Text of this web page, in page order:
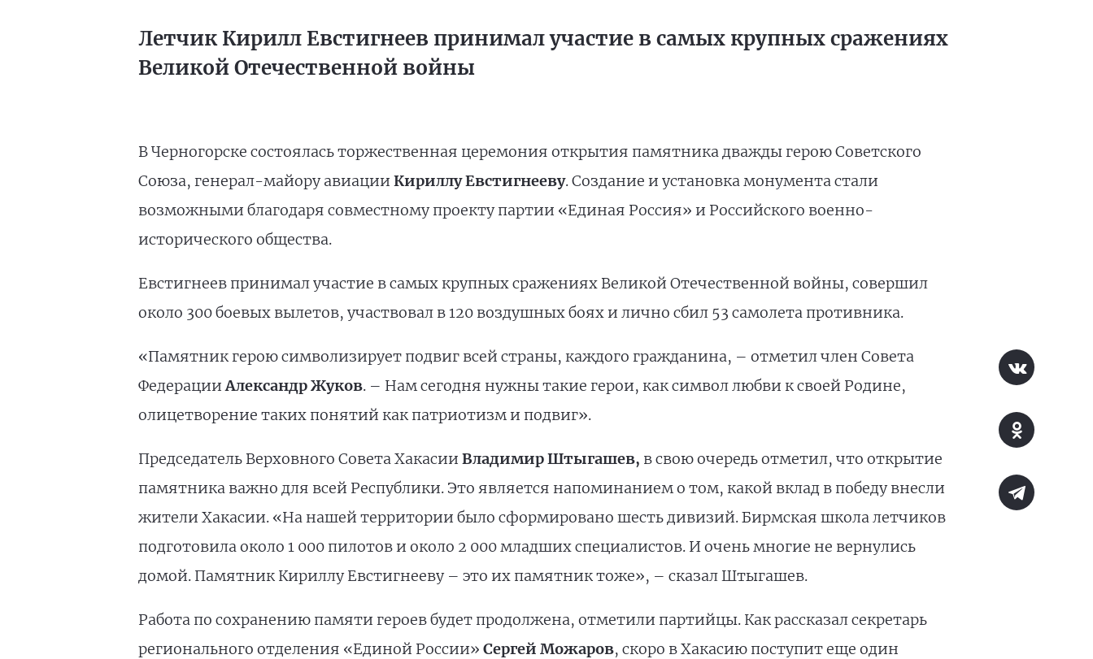
Летчик Кирилл Евстигнеев принимал участие в самых крупных сражениях
Великой Отечественной войны
В Черногорске состоялась торжественная церемония открытия памятника дважды герою Советского
Союза, генерал-майору авиации Кириллу Евстигнееву. Создание и установка монумента стали
возможными благодаря совместному проекту партии «Единая Россия» и Российского военно-
исторического общества.
Евстигнеев принимал участие в самых крупных сражениях Великой Отечественной войны, совершил
около 300 боевых вылетов, участвовал в 120 воздушных боях и лично сбил 53 самолета противника.
«Памятник герою символизирует подвиг всей страны, каждого гражданина, – отметил член Совета
ФедерацииАлександр Жуков. – Нам сегодня нужны такие герои, как символ любви к своей Родине,
олицетворение таких понятий как патриотизм и подвиг».
Председатель Верховного Совета Хакасии Владимир Штыгашев, в свою очередь отметил, что открытие
памятника важно для всей Республики. Это является напоминанием о том, какой вклад в победу внесли
жители Хакасии. «На нашей территории было сформировано шесть дивизий. Бирмская школа летчиков
подготовила около 1 000 пилотов и около 2 000 младших специалистов. И очень многие не вернулись
домой. Памятник Кириллу Евстигнееву – это их памятник тоже», – сказал Штыгашев.
Работа по сохранению памяти героев будет продолжена, отметили партийцы. Как рассказал секретарь
регионального отделения «Единой России» Сергей Можаров, скоро в Хакасию поступит еще один